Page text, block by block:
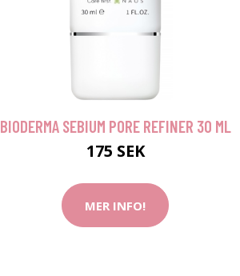
BIODERMA SEBIUM PORE REFINER 30 ML
175 SEK
MER INFO!